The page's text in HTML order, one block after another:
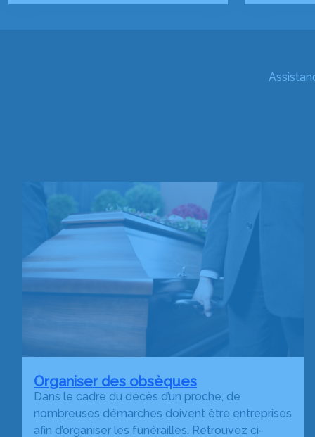
Organiser des obsèques
Dans le cadre du décès d’un proche, de
nombreuses démarches doivent être entreprises
afin d’organiser les funérailles. Retrouvez ci-